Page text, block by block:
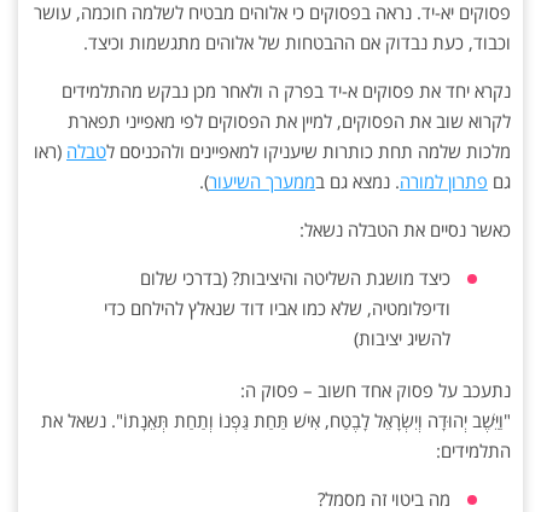
פסוקים יא-יד. נראה בפסוקים כי אלוהים מבטיח לשלמה חוכמה, עושר
וכבוד, כעת נבדוק אם ההבטחות של אלוהים מתגשמות וכיצד.
נקרא יחד את פסוקים א-יד בפרק ה ולאחר מכן נבקש מהתלמידים
לקרוא שוב את הפסוקים, למיין את הפסוקים לפי מאפייני תפארת
מלכות שלמה תחת כותרות שיעניקו למאפיינים ולהכניסם לטבלה (ראו
גם פתרון למורה. נמצא גם בממערך השיעור).
כאשר נסיים את הטבלה נשאל:
כיצד מושגת השליטה והיציבות? (בדרכי שלום
ודיפלומטיה, שלא כמו אביו דוד שנאלץ להילחם כדי
להשיג יציבות)
נתעכב על פסוק אחד חשוב – פסוק ה:
"וַיֵּשֶׁב יְהוּדָה וְיִשְׂרָאֵל לָבֶטַח, אִישׁ תַּחַת גַּפְנוֹ וְתַחַת תְּאֵנָתוֹ". נשאל את
התלמידים:
מה ביטוי זה מסמל?